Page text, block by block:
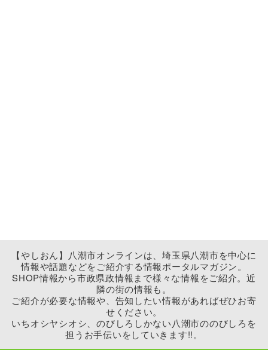
【やしおん】八潮市オンラインは、埼玉県八潮市を中心に
情報や話題などをご紹介する情報ポータルマガジン。
SHOP情報から市政県政情報まで様々な情報をご紹介。近
隣の街の情報も。
ご紹介が必要な情報や、告知したい情報があればぜひお寄
せください。
いちオシヤシオシ、のびしろしかない八潮市ののびしろを
担うお手伝いをしていきます!!。